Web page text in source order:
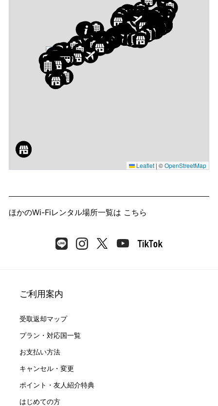
Leaflet | ©OpenStreetMap
ほかのWi-Fiレンタル場所一覧は こちら
ご利用案内
受取返却マップ
プラン・対応国一覧
お支払い方法
キャンセル・変更
ポイント・友人紹介特典
はじめての方